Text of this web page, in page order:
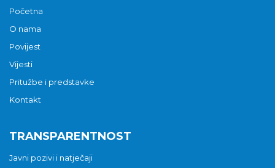
Početna
O nama
Povijest
Vijesti
Pritužbe i predstavke
Kontakt
TRANSPARENTNOST
Javni pozivi i natječaji